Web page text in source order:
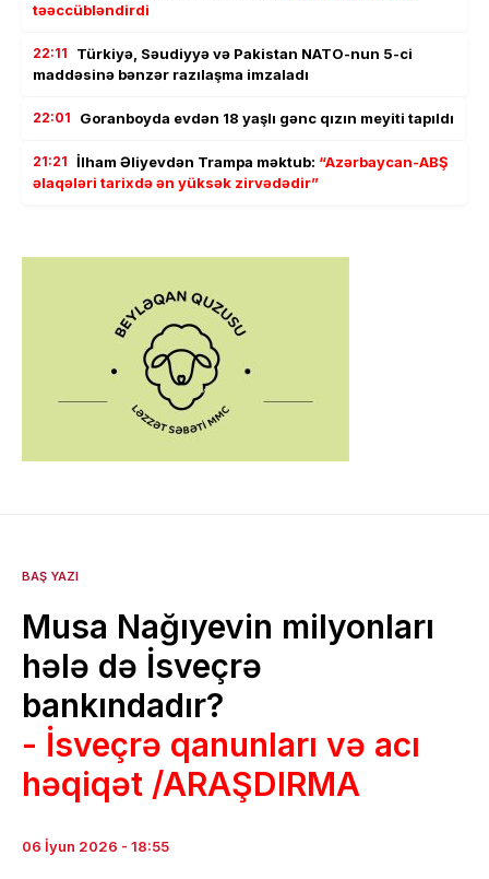
təəccübləndirdi
22:11
Türkiyə, Səudiyyə və Pakistan NATO-nun 5-ci
maddəsinə bənzər razılaşma imzaladı
22:01 Goranboyda evdən 18 yaşlı gənc qızın meyiti tapıldı
21:21 İlham Əliyevdən Trampa məktub: “Azərbaycan-ABŞ
əlaqələri tarixdə ən yüksək zirvədədir”
BAŞ YAZI
Musa Nağıyevin milyonları
hələ də İsveçrə
bankındadır?
- İsveçrə qanunları və acı
həqiqət /ARAŞDIRMA
06 İyun 2026 - 18:55